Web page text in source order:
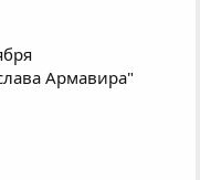
Армавира"